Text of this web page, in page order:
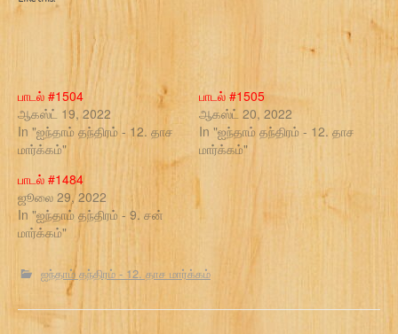
பாடல் #1504
ஆகஸ்ட் 19, 2022
In "ஐந்தாம் தந்திரம் - 12. தாச
மார்க்கம்"
பாடல் #1505
ஆகஸ்ட் 20, 2022
In "ஐந்தாம் தந்திரம் - 12. தாச
மார்க்கம்"
பாடல் #1484
ஜூலை 29, 2022
In "ஐந்தாம் தந்திரம் - 9. சன்
மார்க்கம்"
ஐந்தாம் தந்திரம் - 12. தாச மார்க்கம்